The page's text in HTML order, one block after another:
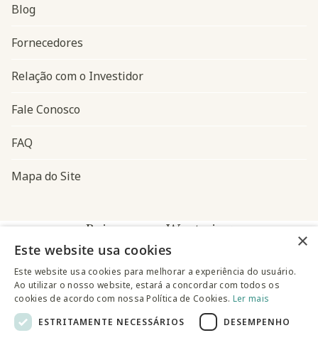
Navegação do rodapé
Blog
Fornecedores
Relação com o Investidor
Fale Conosco
FAQ
Mapa do Site
Baixe o app Westwing
×
Este website usa cookies
Este website usa cookies para melhorar a experiência do usuário.
Ao utilizar o nosso website, estará a concordar com todos os
cookies de acordo com nossa Política de Cookies. Ler mais
ESTRITAMENTE NECESSÁRIOS
DESEMPENHO